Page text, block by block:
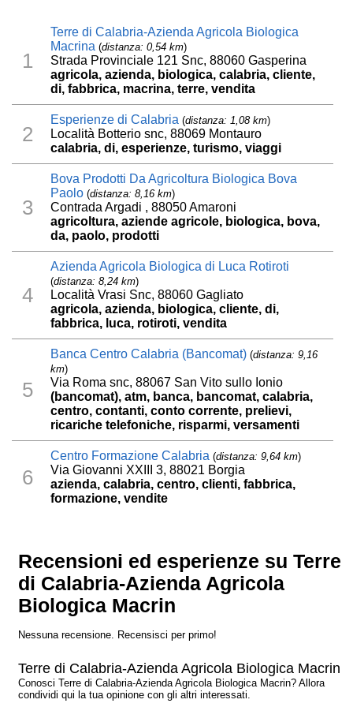
1
Terre di Calabria-Azienda Agricola Biologica
Macrina (distanza: 0,54 km)
Strada Provinciale 121 Snc, 88060 Gasperina
agricola, azienda, biologica, calabria, cliente,
di, fabbrica, macrina, terre, vendita
2
Esperienze di Calabria (distanza: 1,08 km)
Località Botterio snc, 88069 Montauro
calabria, di, esperienze, turismo, viaggi
3
Bova Prodotti Da Agricoltura Biologica Bova
Paolo (distanza: 8,16 km)
Contrada Argadi , 88050 Amaroni
agricoltura, aziende agricole, biologica, bova,
da, paolo, prodotti
4
Azienda Agricola Biologica di Luca Rotiroti
(distanza: 8,24 km)
Località Vrasi Snc, 88060 Gagliato
agricola, azienda, biologica, cliente, di,
fabbrica, luca, rotiroti, vendita
5
Banca Centro Calabria (Bancomat) (distanza: 9,16
km)
Via Roma snc, 88067 San Vito sullo Ionio
(bancomat), atm, banca, bancomat, calabria,
centro, contanti, conto corrente, prelievi,
ricariche telefoniche, risparmi, versamenti
6
Centro Formazione Calabria (distanza: 9,64 km)
Via Giovanni XXIII 3, 88021 Borgia
azienda, calabria, centro, clienti, fabbrica,
formazione, vendite
Recensioni ed esperienze su Terre
di Calabria-Azienda Agricola
Biologica Macrin
Nessuna recensione. Recensisci per primo!
Terre di Calabria-Azienda Agricola Biologica Macrin
Conosci Terre di Calabria-Azienda Agricola Biologica Macrin? Allora
condividi qui la tua opinione con gli altri interessati.